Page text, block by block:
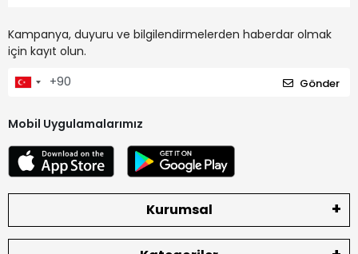
Kampanya, duyuru ve bilgilendirmelerden haberdar olmak
için kayıt olun.
Gönder
Mobil Uygulamalarımız
Kurumsal